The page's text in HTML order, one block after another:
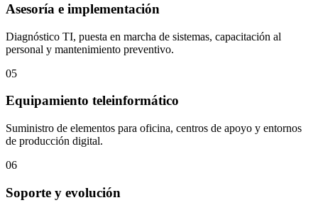
Asesoría e implementación
Diagnóstico TI, puesta en marcha de sistemas, capacitación al
personal y mantenimiento preventivo.
05
Equipamiento teleinformático
Suministro de elementos para oficina, centros de apoyo y entornos
de producción digital.
06
Soporte y evolución